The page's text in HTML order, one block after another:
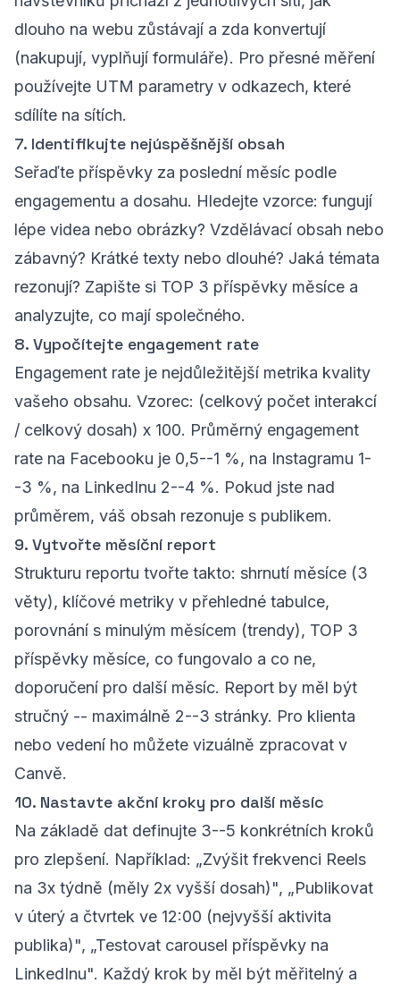
dlouho na webu zůstávají a zda konvertují
(nakupují, vyplňují formuláře). Pro přesné měření
používejte UTM parametry v odkazech, které
sdílíte na sítích.
7. Identifikujte nejúspěšnější obsah
Seřaďte příspěvky za poslední měsíc podle
engagementu a dosahu. Hledejte vzorce: fungují
lépe videa nebo obrázky? Vzdělávací obsah nebo
zábavný? Krátké texty nebo dlouhé? Jaká témata
rezonují? Zapište si TOP 3 příspěvky měsíce a
analyzujte, co mají společného.
8. Vypočítejte engagement rate
Engagement rate je nejdůležitější metrika kvality
vašeho obsahu. Vzorec: (celkový počet interakcí
/ celkový dosah) x 100. Průměrný engagement
rate na Facebooku je 0,5--1 %, na Instagramu 1-
-3 %, na LinkedInu 2--4 %. Pokud jste nad
průměrem, váš obsah rezonuje s publikem.
9. Vytvořte měsíční report
Strukturu reportu tvořte takto: shrnutí měsíce (3
věty), klíčové metriky v přehledné tabulce,
porovnání s minulým měsícem (trendy), TOP 3
příspěvky měsíce, co fungovalo a co ne,
doporučení pro další měsíc. Report by měl být
stručný -- maximálně 2--3 stránky. Pro klienta
nebo vedení ho můžete vizuálně zpracovat v
Canvě.
10. Nastavte akční kroky pro další měsíc
Na základě dat definujte 3--5 konkrétních kroků
pro zlepšení. Například: „Zvýšit frekvenci Reels
na 3x týdně (měly 2x vyšší dosah)", „Publikovat
v úterý a čtvrtek ve 12:00 (nejvyšší aktivita
publika)", „Testovat carousel příspěvky na
LinkedInu". Každý krok by měl být měřitelný a